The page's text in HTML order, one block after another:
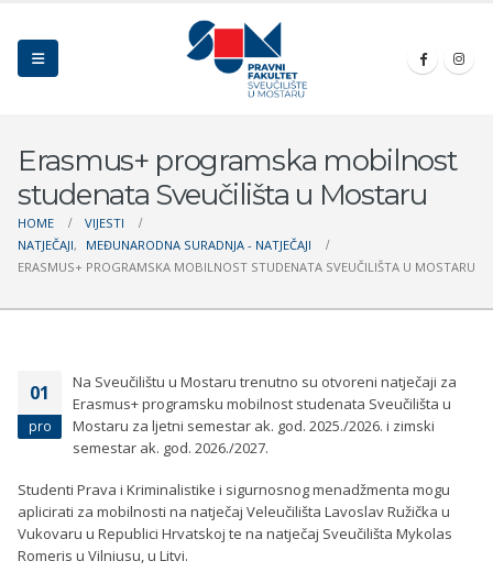
Erasmus+ programska mobilnost
studenata Sveučilišta u Mostaru
HOME
VIJESTI
NATJEČAJI,
MEĐUNARODNA SURADNJA - NATJEČAJI
ERASMUS+ PROGRAMSKA MOBILNOST STUDENATA SVEUČILIŠTA U MOSTARU
01
pro
Na Sveučilištu u Mostaru trenutno su otvoreni natječaji za
Erasmus+ programsku mobilnost studenata Sveučilišta u
Mostaru za ljetni semestar ak. god. 2025./2026. i zimski
semestar ak. god. 2026./2027.
Studenti Prava i Kriminalistike i sigurnosnog menadžmenta mogu
aplicirati za mobilnosti na natječaj Veleučilišta Lavoslav Ružička u
Vukovaru u Republici Hrvatskoj te na natječaj Sveučilišta Mykolas
Romeris u Vilniusu, u Litvi.